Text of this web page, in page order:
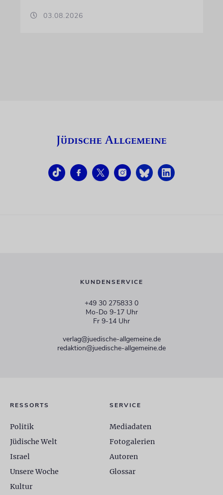
03.08.2026
KUNDENSERVICE
+49 30 275833 0
Mo-Do 9-17 Uhr
Fr 9-14 Uhr
verlag@juedische-allgemeine.de
redaktion@juedische-allgemeine.de
RESSORTS
Politik
Jüdische Welt
Israel
Unsere Woche
Kultur
SERVICE
Mediadaten
Fotogalerien
Autoren
Glossar